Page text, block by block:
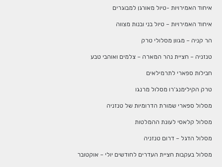
איחוד האמירויות -טיול מאורגן למבוגרים
איחוד האמירויות – טיול בני ובנות מצווה
הר קניה – מגוון מסלולי טרק
טנזניה – חציית נהר המארה – צלמים ואוהבי טבע
חבילות ספארי לתרמילאים
טרק הקילימנג’רו מסלול מרנגו
מסלול ספארי שמורת הדרומיות של טנזניה
מסלול קלאסי לעונת ההמלטות
מסלול הדגל – דרום טנזניה
מסלול בעקבות חציית העדרים לחודשים יולי – אוקטובר